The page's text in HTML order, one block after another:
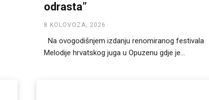
odrasta”
8 KOLOVOZA, 2026
Melodije hrvatskog juga u Opuzenu gdje je...